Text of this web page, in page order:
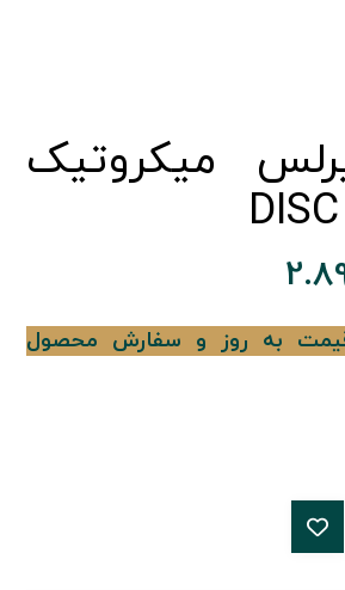
میکروتیک
به روز و سفارش محصول